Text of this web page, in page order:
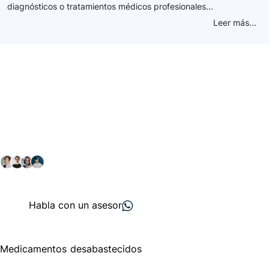
diagnósticos o tratamientos médicos profesionales...
Leer más...
Habla con un asesor
Medicamentos desabastecidos